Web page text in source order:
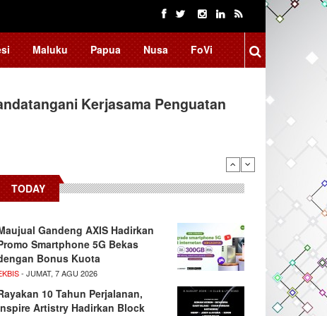
Maluku Papua Nusa FoVi
Kerjasama Penguatan
TODAY
Gandeng AXIS Hadirkan
Smartphone 5G Bekas
Bonus Kuota
- JUMAT, 7 AGU 2026
10 Tahun Perjalanan,
Artistry Hadirkan Block